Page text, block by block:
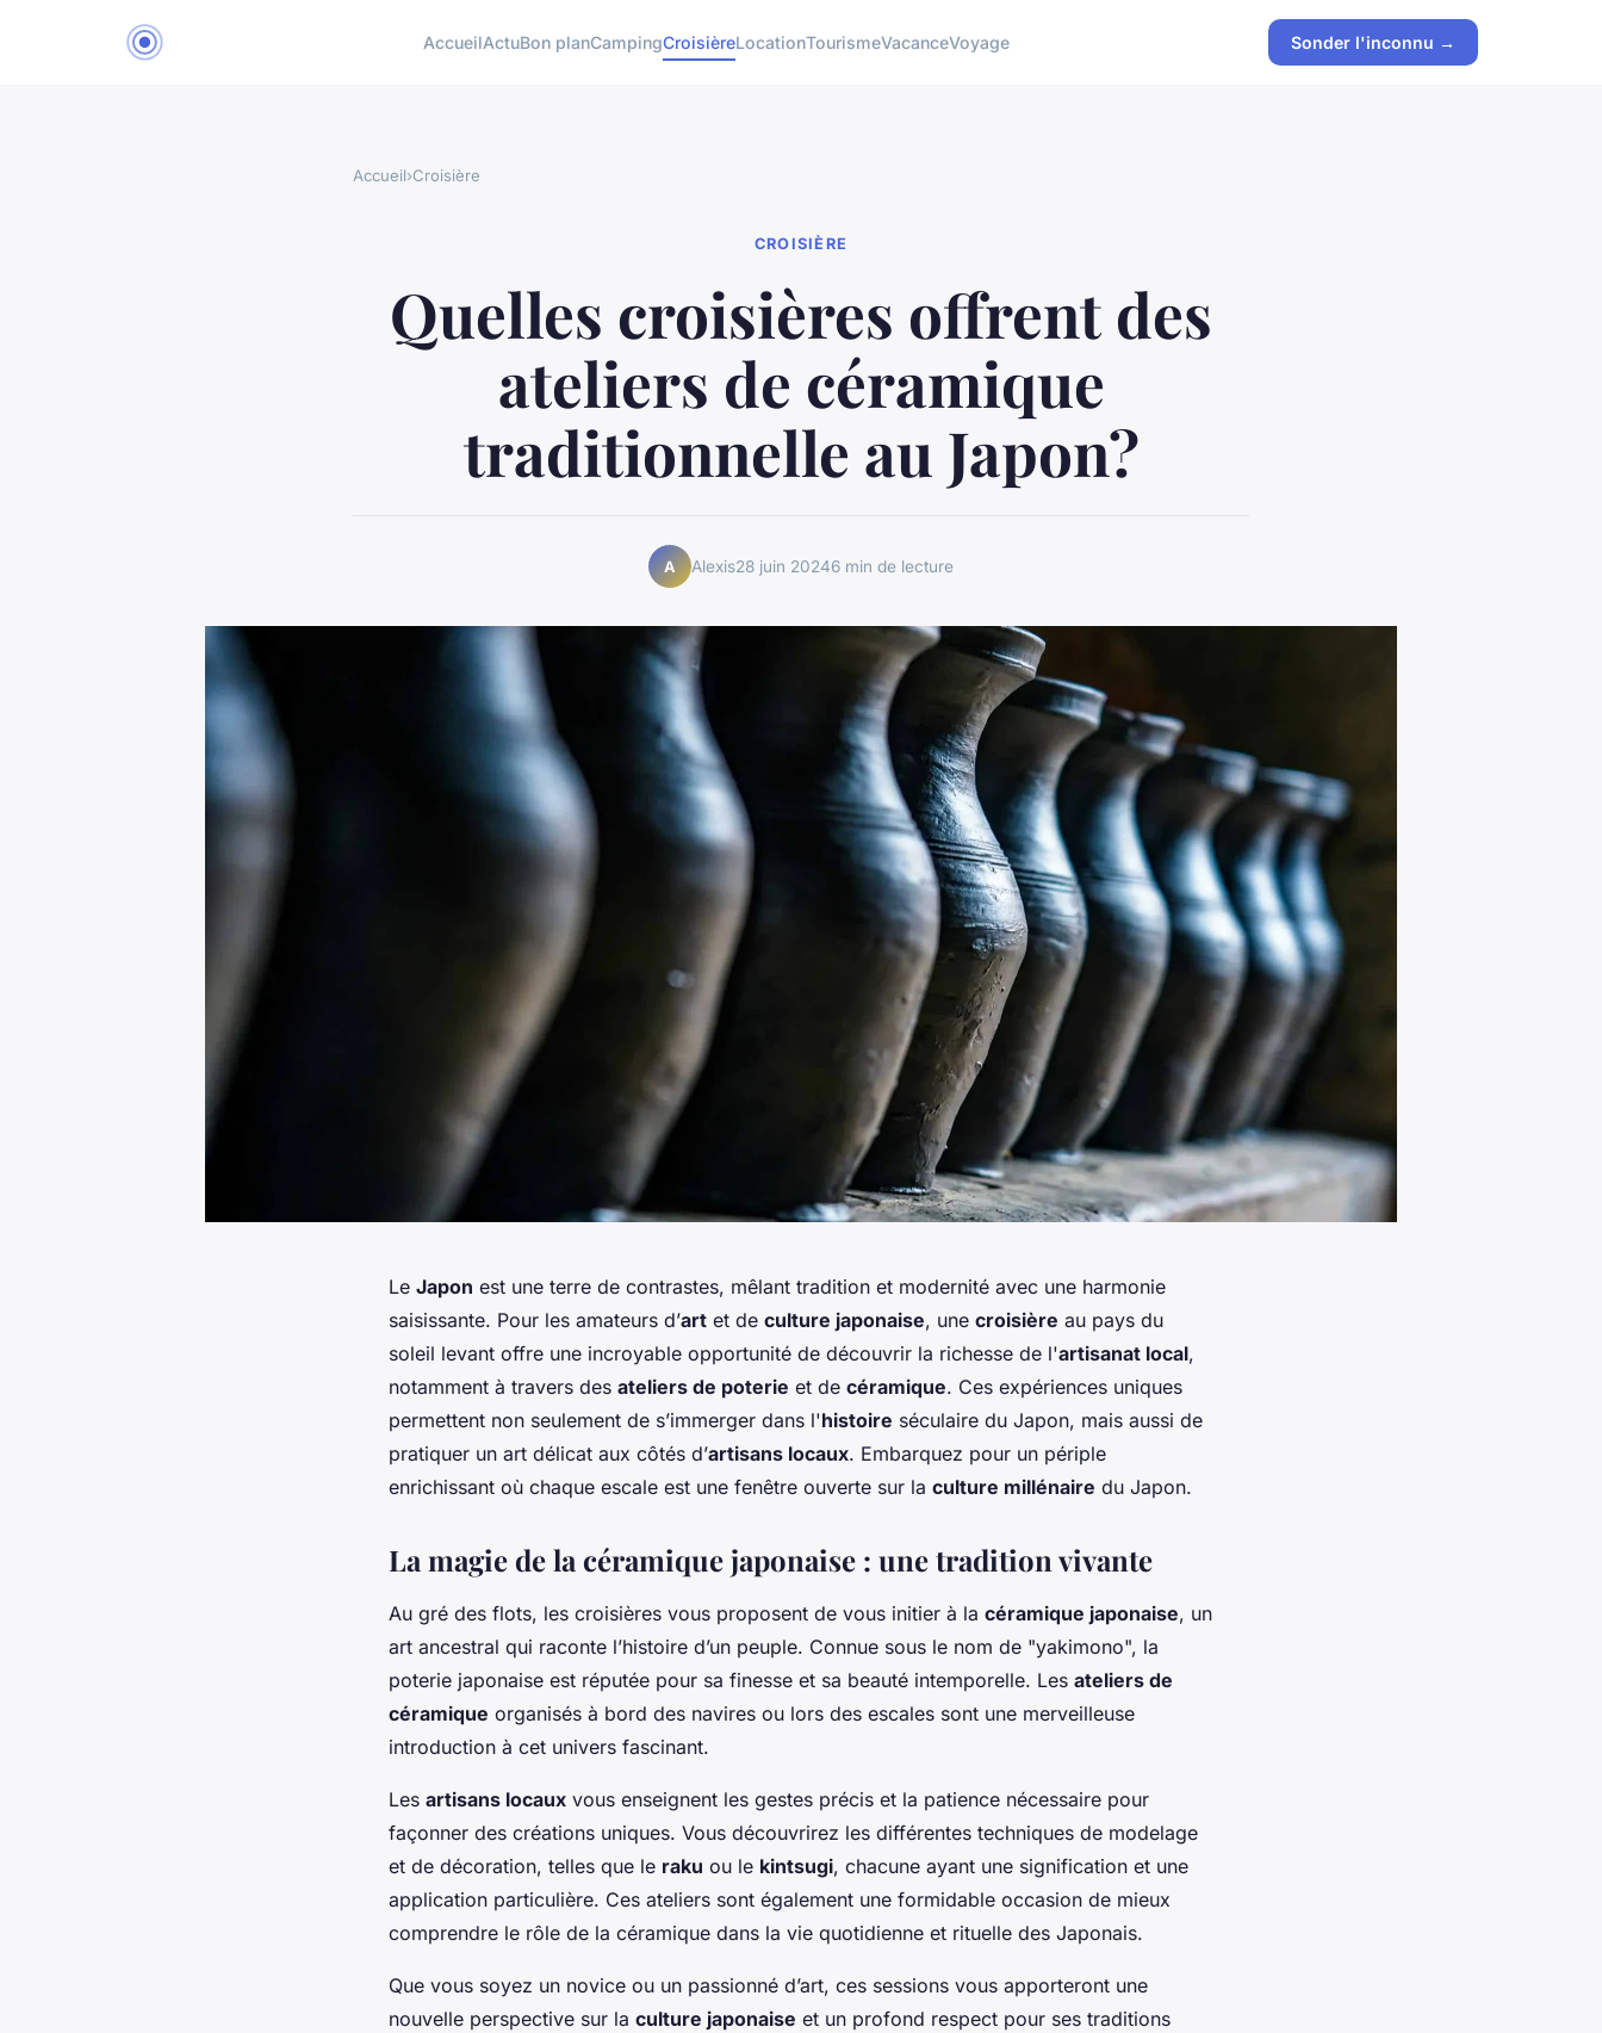
AccueilActuBon planCampingCroisièreLocationTourismeVacanceVoyage Sonder l'inconnu →
Accueil›Croisière
CROISIÈRE
Quelles croisières offrent des
ateliers de céramique
traditionnelle au Japon?
A Alexis28 juin 20246 min de lecture
Le Japon est une terre de contrastes, mêlant tradition et modernité avec une harmonie
saisissante. Pour les amateurs d’art et de culture japonaise, une croisière au pays du
soleil levant offre une incroyable opportunité de découvrir la richesse de l'artisanat local,
notamment à travers des ateliers de poterie et de céramique. Ces expériences uniques
permettent non seulement de s’immerger dans l'histoire séculaire du Japon, mais aussi de
pratiquer un art délicat aux côtés d’artisans locaux. Embarquez pour un périple
enrichissant où chaque escale est une fenêtre ouverte sur la culture millénaire du Japon.
La magie de la céramique japonaise : une tradition vivante
Au gré des flots, les croisières vous proposent de vous initier à la céramique japonaise, un
art ancestral qui raconte l’histoire d’un peuple. Connue sous le nom de "yakimono", la
poterie japonaise est réputée pour sa finesse et sa beauté intemporelle. Les ateliers de
céramique organisés à bord des navires ou lors des escales sont une merveilleuse
introduction à cet univers fascinant.
Les artisans locaux vous enseignent les gestes précis et la patience nécessaire pour
façonner des créations uniques. Vous découvrirez les différentes techniques de modelage
et de décoration, telles que le raku ou le kintsugi, chacune ayant une signification et une
application particulière. Ces ateliers sont également une formidable occasion de mieux
comprendre le rôle de la céramique dans la vie quotidienne et rituelle des Japonais.
Que vous soyez un novice ou un passionné d’art, ces sessions vous apporteront une
nouvelle perspective sur la culture japonaise et un profond respect pour ses traditions